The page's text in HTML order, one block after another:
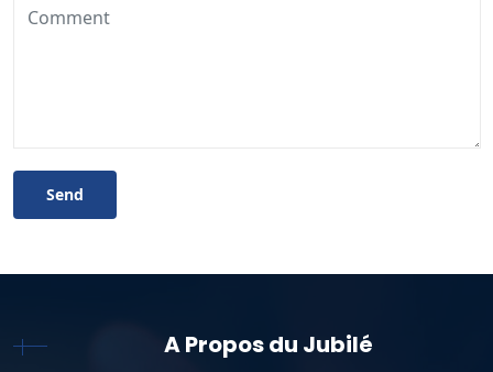
A Propos du Jubilé